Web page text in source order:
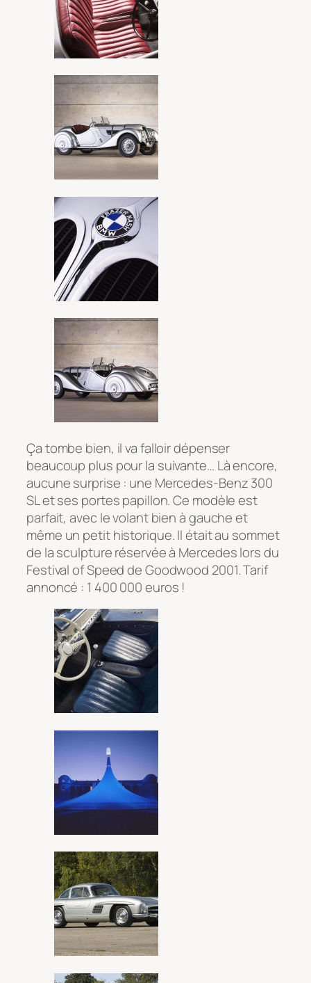
Ça tombe bien, il va falloir dépenser
beaucoup plus pour la suivante… Là encore,
aucune surprise : une Mercedes-Benz 300
SL et ses portes papillon. Ce modèle est
parfait, avec le volant bien à gauche et
même un petit historique. Il était au sommet
de la sculpture réservée à Mercedes lors du
Festival of Speed de Goodwood 2001. Tarif
annoncé : 1 400 000 euros !